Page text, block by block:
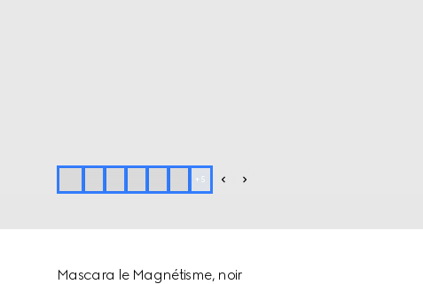
+ 5
Mascara le Magnétisme, noir